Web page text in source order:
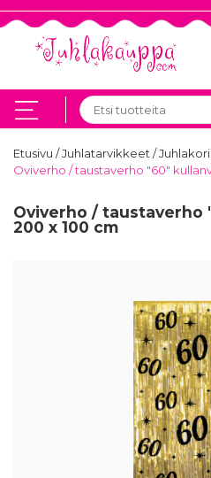
Etusivu /Juhlatarvikkeet/
Oviverho / taustaverho "60"
Oviverho / taustaverho
200 x 100 cm